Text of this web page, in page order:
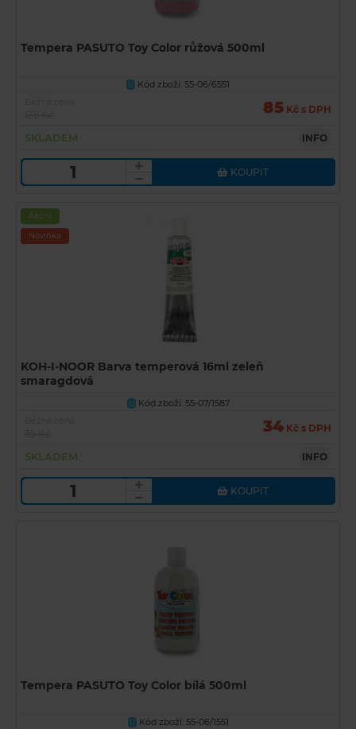
Tempera PASUTO Toy Color růžová 500ml
U
Kód zboží: 55-06/6551
85 Kč s DPH
SKLADEM INFO
KOUPIT
Akční
Novinka
KOH-I-NOOR Barva temperová 16ml zeleň
smaragdová
U Kód zboží: 55-07/1587
34 Kč s DPH
SKLADEM INFO
KOUPIT
Tempera PASUTO Toy Color bílá 500ml
U Kód zboží: 55-06/1551